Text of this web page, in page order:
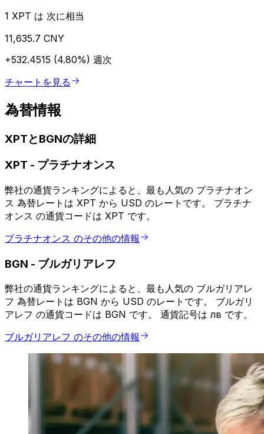
1 XPT は 次に相当
11,635.7 CNY
+532.4515 (4.80%) 週次
チャートを見る
為替情報
XPTとBGNの詳細
XPT - プラチナオンス
弊社の通貨ランキングによると、最も人気の プラチナオン
ス 為替レートは XPT から USD のレートです。 プラチナ
オンス の通貨コードは XPT です。
プラチナオンス のその他の情報
BGN - ブルガリアレフ
弊社の通貨ランキングによると、最も人気の ブルガリアレ
フ 為替レートは BGN から USD のレートです。 ブルガリ
アレフ の通貨コードは BGN です。 通貨記号は лв です。
ブルガリアレフ のその他の情報